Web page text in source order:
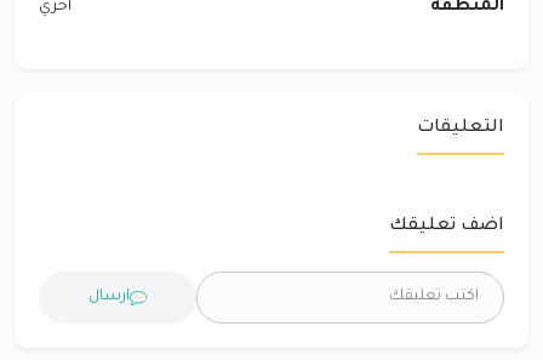
المنطقة اخري
التعليقات
اضف تعليقك
ارسال